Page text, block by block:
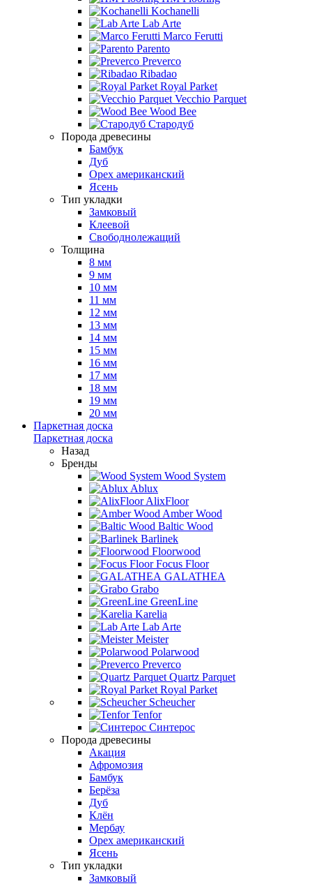
Kochanelli
Lab Arte
Marco Ferutti
Parento
Preverco
Ribadao
Royal Parket
Vecchio Parquet
Wood Bee
Стародуб
Порода древесины
Бамбук
Дуб
Орех американский
Ясень
Тип укладки
Замковый
Клеевой
Свободнолежащий
Толщина
8 мм
9 мм
10 мм
11 мм
12 мм
13 мм
14 мм
15 мм
16 мм
17 мм
18 мм
19 мм
20 мм
Паркетная доска
Паркетная доска
Назад
Бренды
Wood System
Ablux
AlixFloor
Amber Wood
Baltic Wood
Barlinek
Floorwood
Focus Floor
GALATHEA
Grabo
GreenLine
Karelia
Lab Arte
Meister
Polarwood
Preverco
Quartz Parquet
Royal Parket
Scheucher
Tenfor
Синтерос
Порода древесины
Акация
Афромозия
Бамбук
Берёза
Дуб
Клён
Мербау
Орех американский
Ясень
Тип укладки
Замковый